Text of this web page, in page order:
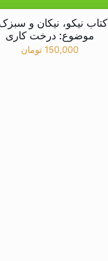
کتاب نیکو، نیکان و
موضوع: درخت کاری
150,000 تومان